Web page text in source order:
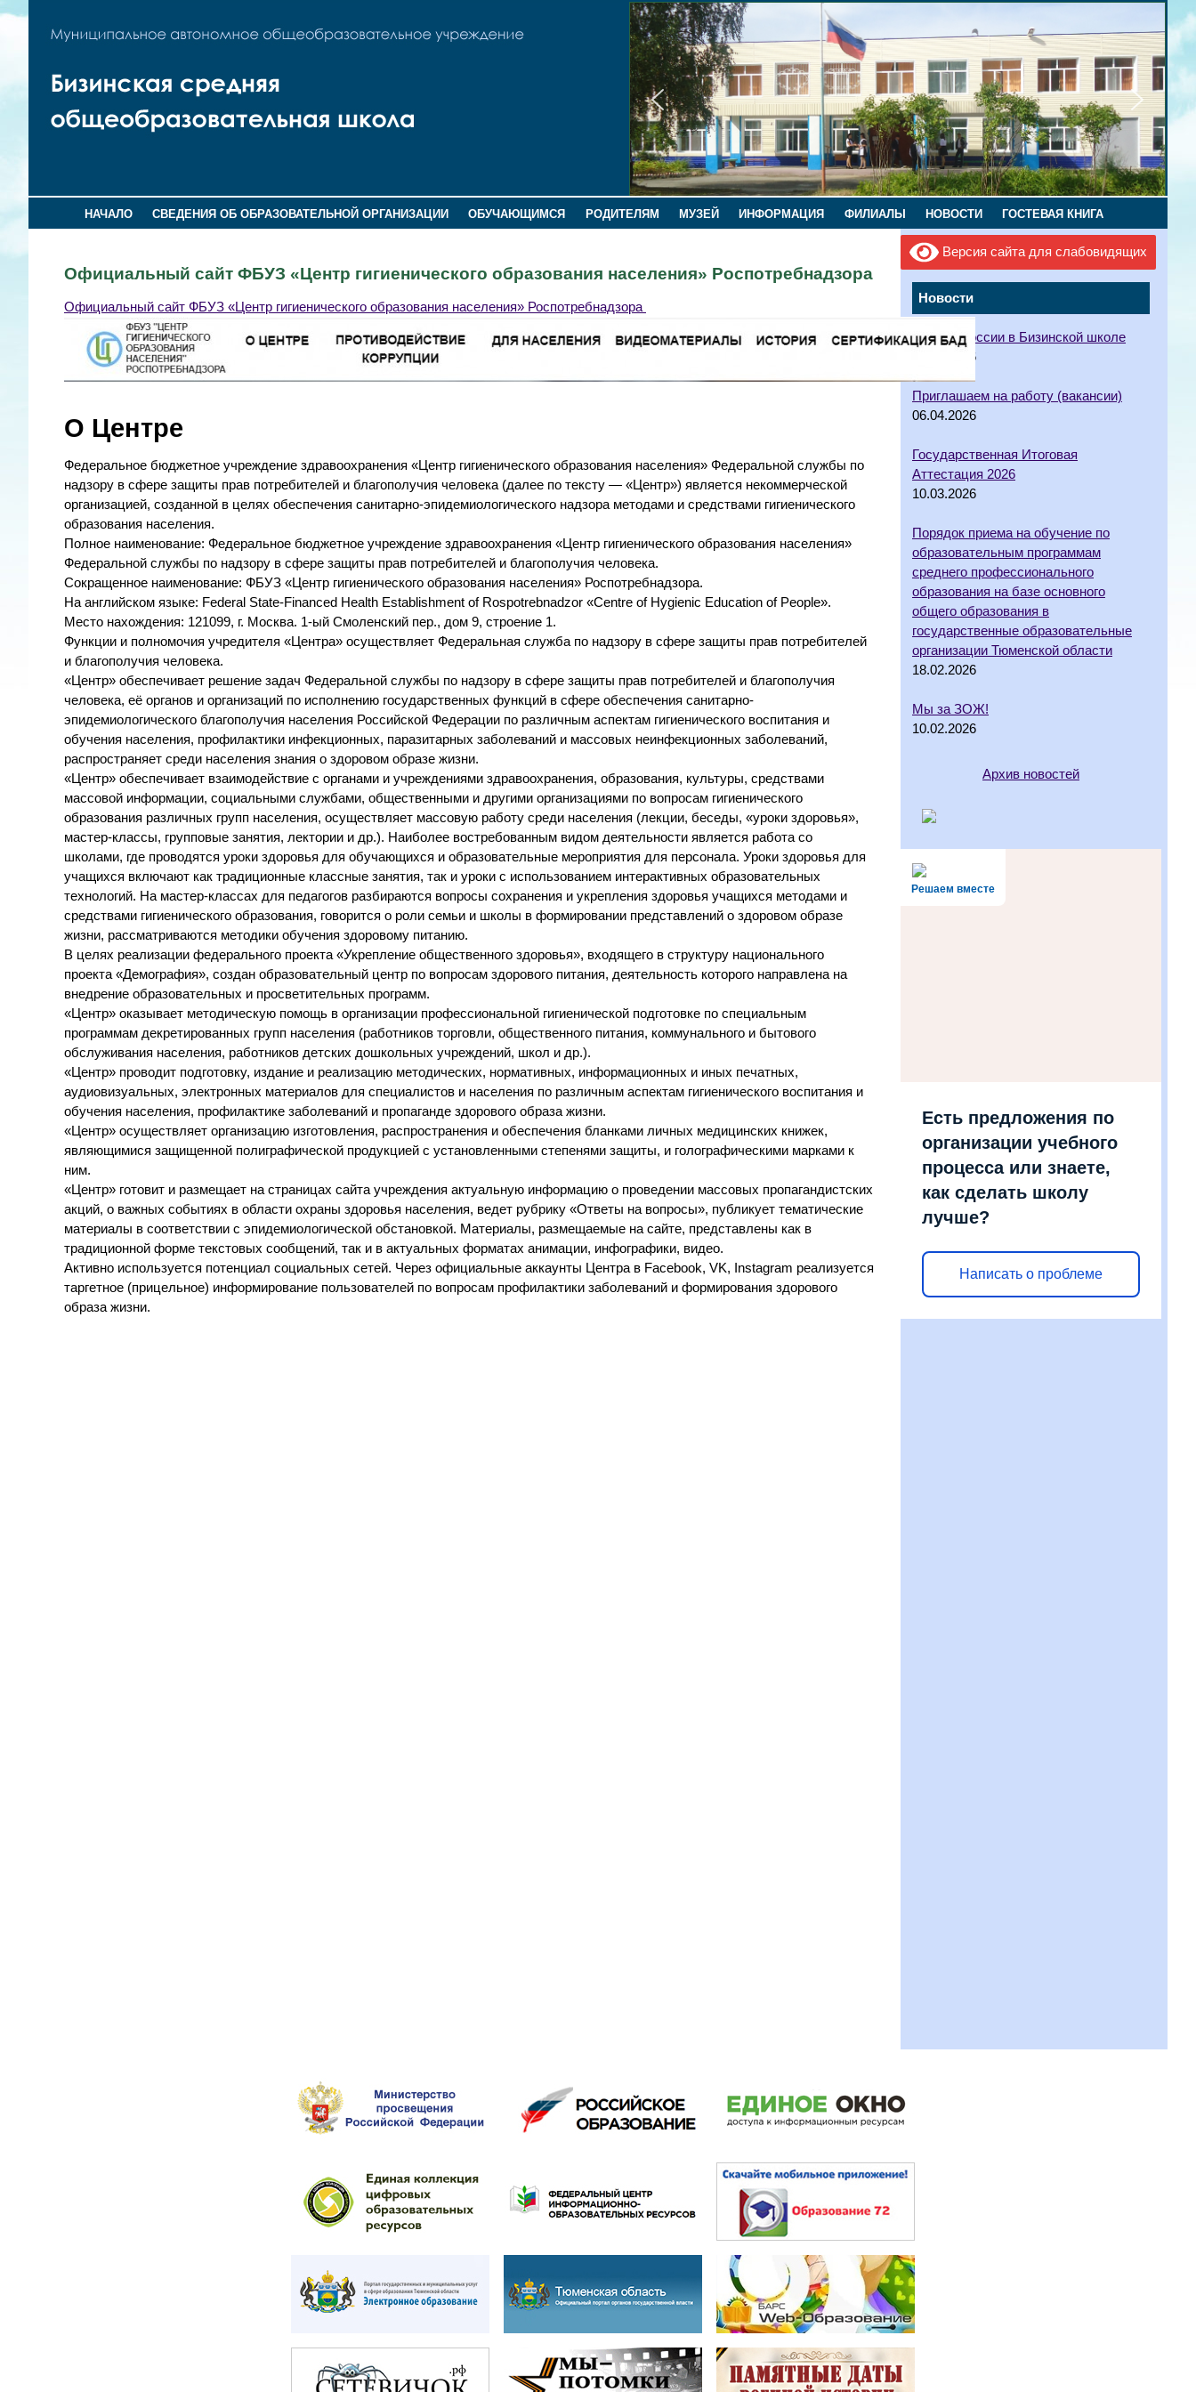
НАЧАЛО СВЕДЕНИЯ ОБ ОБРАЗОВАТЕЛЬНОЙ ОРГАНИЗАЦИИ ОБУЧАЮЩИМСЯ РОДИТЕЛЯМ МУЗЕЙ ИНФОРМАЦИЯ ФИЛИАЛЫ НОВОСТИ ГОСТЕВАЯ КНИГА
Версия сайта для слабовидящих
Новости
Орлята России в Бизинской школе
12.05.2026
Приглашаем на работу (вакансии)
06.04.2026
Государственная Итоговая
Аттестация 2026
10.03.2026
Порядок приема на обучение по
образовательным программам
среднего профессионального
образования на базе основного
общего образования в
государственные образовательные
организации Тюменской области
18.02.2026
Мы за ЗОЖ!
10.02.2026
Архив новостей
Решаем вместе
Есть предложения по
организации учебного
процесса или знаете,
как сделать школу
лучше?
Написать о проблеме
Официальный сайт ФБУЗ «Центр гигиенического образования населения» Роспотребнадзора
Официальный сайт ФБУЗ «Центр гигиенического образования населения» Роспотребнадзора
О Центре
Федеральное бюджетное учреждение здравоохранения «Центр гигиенического образования населения» Федеральной службы по
надзору в сфере защиты прав потребителей и благополучия человека (далее по тексту — «Центр») является некоммерческой
организацией, созданной в целях обеспечения санитарно-эпидемиологического надзора методами и средствами гигиенического
образования населения.
Полное наименование: Федеральное бюджетное учреждение здравоохранения «Центр гигиенического образования населения»
Федеральной службы по надзору в сфере защиты прав потребителей и благополучия человека.
Сокращенное наименование: ФБУЗ «Центр гигиенического образования населения» Роспотребнадзора.
На английском языке: Federal State-Financed Health Establishment of Rospotrebnadzor «Centre of Hygienic Education of People».
Место нахождения: 121099, г. Москва. 1-ый Смоленский пер., дом 9, строение 1.
Функции и полномочия учредителя «Центра» осуществляет Федеральная служба по надзору в сфере защиты прав потребителей
и благополучия человека.
«Центр» обеспечивает решение задач Федеральной службы по надзору в сфере защиты прав потребителей и благополучия
человека, её органов и организаций по исполнению государственных функций в сфере обеспечения санитарно-
эпидемиологического благополучия населения Российской Федерации по различным аспектам гигиенического воспитания и
обучения населения, профилактики инфекционных, паразитарных заболеваний и массовых неинфекционных заболеваний,
распространяет среди населения знания о здоровом образе жизни.
«Центр» обеспечивает взаимодействие с органами и учреждениями здравоохранения, образования, культуры, средствами
массовой информации, социальными службами, общественными и другими организациями по вопросам гигиенического
образования различных групп населения, осуществляет массовую работу среди населения (лекции, беседы, «уроки здоровья»,
мастер-классы, групповые занятия, лектории и др.). Наиболее востребованным видом деятельности является работа со
школами, где проводятся уроки здоровья для обучающихся и образовательные мероприятия для персонала. Уроки здоровья для
учащихся включают как традиционные классные занятия, так и уроки с использованием интерактивных образовательных
технологий. На мастер-классах для педагогов разбираются вопросы сохранения и укрепления здоровья учащихся методами и
средствами гигиенического образования, говорится о роли семьи и школы в формировании представлений о здоровом образе
жизни, рассматриваются методики обучения здоровому питанию.
В целях реализации федерального проекта «Укрепление общественного здоровья», входящего в структуру национального
проекта «Демография», создан образовательный центр по вопросам здорового питания, деятельность которого направлена на
внедрение образовательных и просветительных программ.
«Центр» оказывает методическую помощь в организации профессиональной гигиенической подготовке по специальным
программам декретированных групп населения (работников торговли, общественного питания, коммунального и бытового
обслуживания населения, работников детских дошкольных учреждений, школ и др.).
«Центр» проводит подготовку, издание и реализацию методических, нормативных, информационных и иных печатных,
аудиовизуальных, электронных материалов для специалистов и населения по различным аспектам гигиенического воспитания и
обучения населения, профилактике заболеваний и пропаганде здорового образа жизни.
«Центр» осуществляет организацию изготовления, распространения и обеспечения бланками личных медицинских книжек,
являющимися защищенной полиграфической продукцией с установленными степенями защиты, и голографическими марками к
ним.
«Центр» готовит и размещает на страницах сайта учреждения актуальную информацию о проведении массовых пропагандистских
акций, о важных событиях в области охраны здоровья населения, ведет рубрику «Ответы на вопросы», публикует тематические
материалы в соответствии с эпидемиологической обстановкой. Материалы, размещаемые на сайте, представлены как в
традиционной форме текстовых сообщений, так и в актуальных форматах анимации, инфографики, видео.
Активно используется потенциал социальных сетей. Через официальные аккаунты Центра в Facebook, VK, Instagram реализуется
таргетное (прицельное) информирование пользователей по вопросам профилактики заболеваний и формирования здорового
образа жизни.